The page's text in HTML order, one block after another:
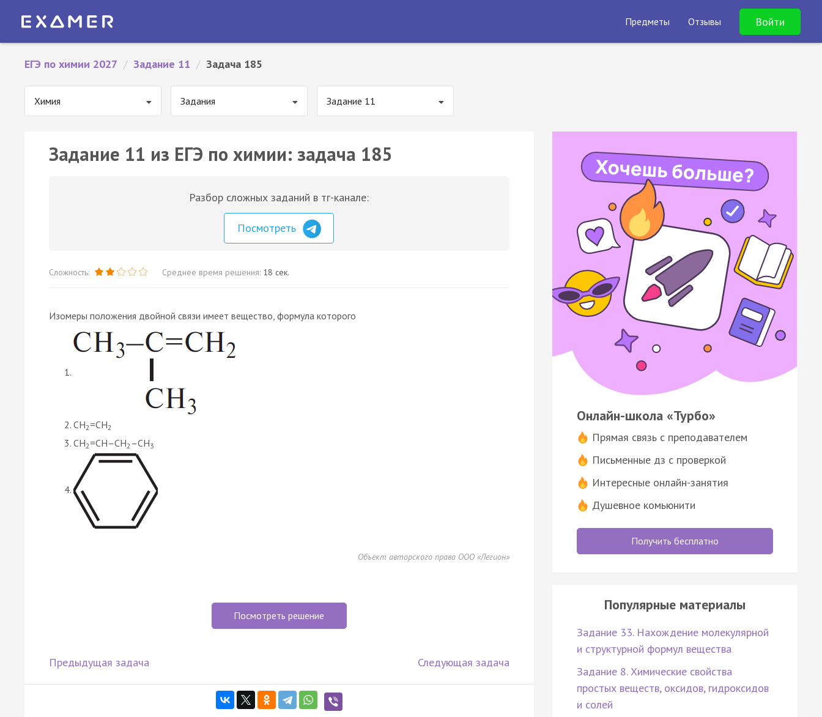
Предметы Отзывы Войти
ЕГЭ по химии 2027 / Задание 11 / Задача 185
Химия Задания Задание 11
Задание 11 из ЕГЭ по химии: задача 185
Разбор сложных заданий в тг-канале:
Посмотреть
Сложность: Среднее время решения: 18 сек.
Изомеры положения двойной связи имеет вещество, формула которого
CH2 =CH2
CH2 =CH–CH2 –CH3
Объект авторского права ООО «Легион»
Посмотреть решение
Предыдущая задача Следующая задача
Онлайн-школа «Турбо»
Прямая связь с преподавателем
Письменные дз с проверкой
Интересные онлайн-занятия
Душевное комьюнити
Получить бесплатно
Популярные материалы
Задание 33. Нахождение молекулярной
и структурной формул вещества
Задание 8. Химические свойства
простых веществ, оксидов, гидроксидов
и солей